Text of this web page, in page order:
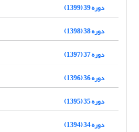
دوره 39 (1399)
دوره 38 (1398)
دوره 37 (1397)
دوره 36 (1396)
دوره 35 (1395)
دوره 34 (1394)